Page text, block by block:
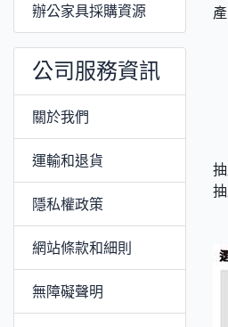
辦公家具採購資源
公司服務資訊
關於我們
運輸和退貨
隱私權政策
網站條款和細則
無障礙聲明